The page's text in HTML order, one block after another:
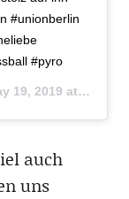
#unionberlin
#pyro
2019 at 9:51am PDT
auch
uns